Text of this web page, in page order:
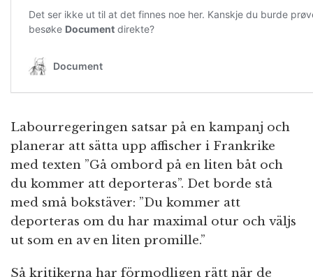
Labourregeringen satsar på en kampanj och
planerar att sätta upp affischer i Frankrike
med texten ”Gå ombord på en liten båt och
du kommer att deporteras”. Det borde stå
med små bokstäver: ”Du kommer att
deporteras om du har maximal otur och väljs
ut som en av en liten promille.”
Så kritikerna har förmodligen rätt när de